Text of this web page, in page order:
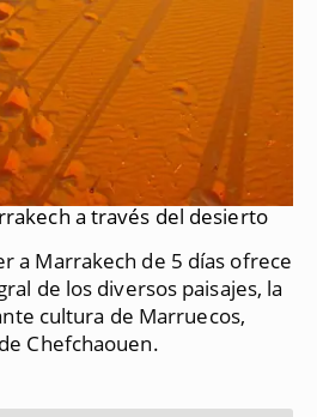
a través del desierto
a Marrakech de 5 días ofrece
de los diversos paisajes, la
cultura de Marruecos,
Chefchaouen.